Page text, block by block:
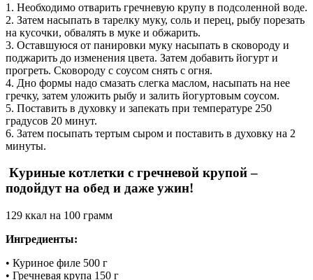
1. Необходимо отварить гречневую крупу в подсоленной воде.
2. Затем насыпать в тарелку муку, соль и перец, рыбу порезать
на кусочки, обвалять в муке и обжарить.
3. Оставшуюся от панировки муку насыпать в сковороду и
поджарить до изменения цвета. Затем добавить йогурт и
прогреть. Сковороду с соусом снять с огня.
4. Дно формы надо смазать слегка маслом, насыпать на нее
гречку, затем уложить рыбу и залить йогуртовым соусом.
5. Поставить в духовку и запекать при температуре 250
градусов 20 минут.
6. Затем посыпать тертым сыром и поставить в духовку на 2
минуты.
Куриные котлетки с гречневой крупой –
подойдут на обед и даже ужин!
129 ккал на 100 грамм
Ингредиенты:
• Куриное филе 500 г
• Гречневая крупа 150 г